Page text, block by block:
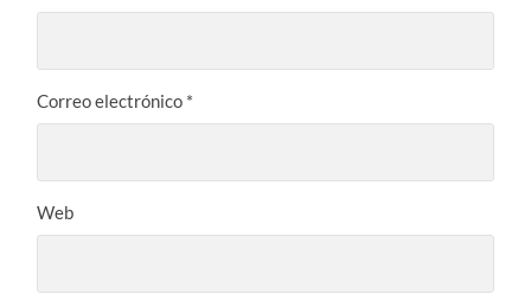
Correo electrónico *
Web